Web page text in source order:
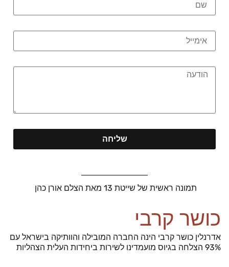
שליחה
תמונה ראשית של שייטת 13 מאת הצלם אורן כהן
כושר קרבי
אדרנלין כושר קרבי הינה החברה המובילה והוותיקה בישראל עם
93% הצלחה בגיוס מועמדינו לשירות ביחידות העלית הצהליות